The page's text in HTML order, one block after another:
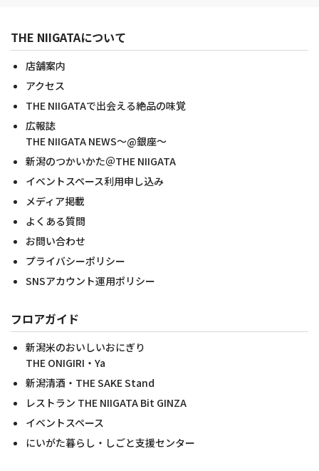
THE NIIGATAについて
店舗案内
アクセス
THE NIIGATAで出会える絶品の味覚
広報誌
THE NIIGATA NEWS～@銀座～
新潟のつかいかた＠THE NIIGATA
イベントスペース利用申し込み
メディア掲載
よくある質問
お問い合わせ
プライバシーポリシー
SNSアカウント運用ポリシー
フロアガイド
新潟米のおいしいおにぎり
THE ONIGIRI・Ya
新潟清酒・THE SAKE Stand
レストラン THE NIIGATA Bit GINZA
イベントスペース
にいがた暮らし・しごと支援センター